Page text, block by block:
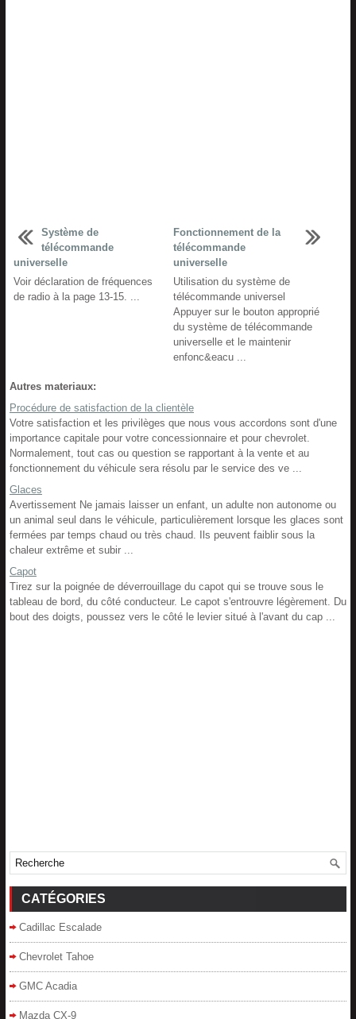
Système de
télécommande
universelle
Voir déclaration de fréquences
de radio à la page 13-15. ...
Fonctionnement de la
télécommande
universelle
Utilisation du système de
télécommande universel
Appuyer sur le bouton approprié
du système de télécommande
universelle et le maintenir
enfonc&eacu ...
Autres materiaux:
Procédure de satisfaction de la clientèle
Votre satisfaction et les privilèges que nous vous accordons sont d'une
importance capitale pour votre concessionnaire et pour chevrolet.
Normalement, tout cas ou question se rapportant à la vente et au
fonctionnement du véhicule sera résolu par le service des ve ...
Glaces
Avertissement Ne jamais laisser un enfant, un adulte non autonome ou
un animal seul dans le véhicule, particulièrement lorsque les glaces sont
fermées par temps chaud ou très chaud. Ils peuvent faiblir sous la
chaleur extrême et subir ...
Capot
Tirez sur la poignée de déverrouillage du capot qui se trouve sous le
tableau de bord, du côté conducteur. Le capot s'entrouvre légèrement. Du
bout des doigts, poussez vers le côté le levier situé à l'avant du cap ...
CATÉGORIES
Cadillac Escalade
Chevrolet Tahoe
GMC Acadia
Mazda CX-9